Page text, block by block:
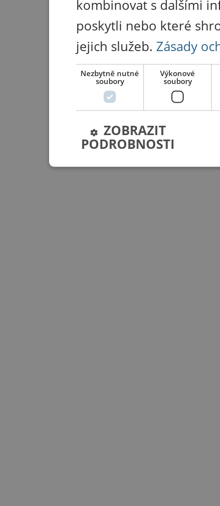
kombinovat s dalšími
poskytli nebo které
jejich služeb. Zásady
Nezbytně nutné
soubory
Výkonové
soubory
ZOBRAZIT
PODROBNOSTI